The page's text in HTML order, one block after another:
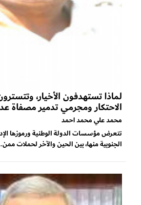
لماذا تستهدفون الأخيار،
الاحتكار ومجرمي تدمير مصفاة
محمد علي محمد احمد
تتعرض مؤسسات الدولة الوطنية ورموزها
الجنوبية منها، بين الحين والآخر لحملات